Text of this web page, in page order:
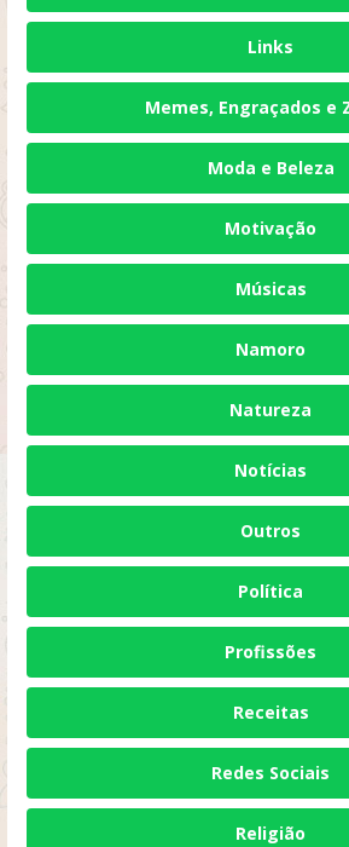
Links
Memes, Engraçados e
Moda e Beleza
Motivação
Músicas
Namoro
Natureza
Notícias
Outros
Política
Profissões
Receitas
Redes Sociais
Religião